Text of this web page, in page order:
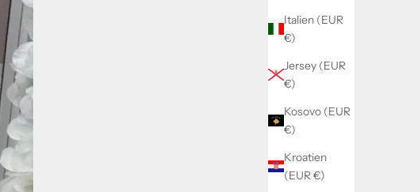
Italien (EUR
€)
Jersey (EUR
€)
Kosovo (EUR
€)
Kroatien
(EUR €)